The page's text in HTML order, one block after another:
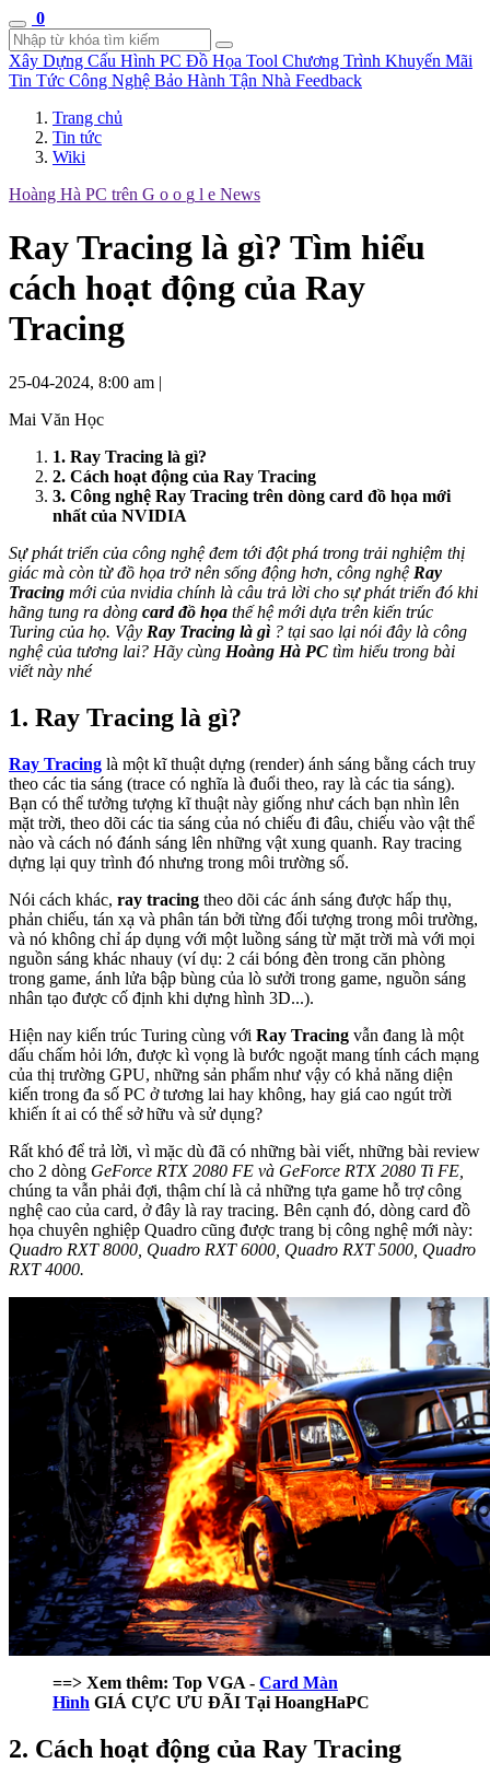
0
Xây Dựng Cấu Hình PC Đồ Họa Tool Chương Trình Khuyến Mãi
Tin Tức Công Nghệ Bảo Hành Tận Nhà Feedback
Trang chủ
Tin tức
Wiki
Hoàng Hà PC trên G o o g l e News
Ray Tracing là gì? Tìm hiểu
cách hoạt động của Ray
Tracing
25-04-2024, 8:00 am |
Mai Văn Học
1. Ray Tracing là gì?
2. Cách hoạt động của Ray Tracing
3. Công nghệ Ray Tracing trên dòng card đồ họa mới
nhất của NVIDIA
Sự phát triển của công nghệ đem tới đột phá trong trải nghiệm thị
giác mà còn từ đồ họa trở nên sống động hơn, công nghệ Ray
Tracing mới của nvidia chính là câu trả lời cho sự phát triển đó khi
hãng tung ra dòng card đồ họa thế hệ mới dựa trên kiến trúc
Turing của họ. Vậy Ray Tracing là gì ? tại sao lại nói đây là công
nghệ của tương lai? Hãy cùng Hoàng Hà PC tìm hiểu trong bài
viết này nhé
1. Ray Tracing là gì?
Ray Tracing là một kĩ thuật dựng (render) ánh sáng bằng cách truy
theo các tia sáng (trace có nghĩa là đuổi theo, ray là các tia sáng).
Bạn có thể tưởng tượng kĩ thuật này giống như cách bạn nhìn lên
mặt trời, theo dõi các tia sáng của nó chiếu đi đâu, chiếu vào vật thể
nào và cách nó đánh sáng lên những vật xung quanh. Ray tracing
dựng lại quy trình đó nhưng trong môi trường số.
Nói cách khác, ray tracing theo dõi các ánh sáng được hấp thụ,
phản chiếu, tán xạ và phân tán bởi từng đối tượng trong môi trường,
và nó không chỉ áp dụng với một luồng sáng từ mặt trời mà với mọi
nguồn sáng khác nhauy (ví dụ: 2 cái bóng đèn trong căn phòng
trong game, ánh lửa bập bùng của lò sưởi trong game, nguồn sáng
nhân tạo được cố định khi dựng hình 3D...).
Hiện nay kiến trúc Turing cùng với Ray Tracing vẫn đang là một
dấu chấm hỏi lớn, được kì vọng là bước ngoặt mang tính cách mạng
của thị trường GPU, những sản phẩm như vậy có khả năng diện
kiến trong đa số PC ở tương lai hay không, hay giá cao ngút trời
khiến ít ai có thể sở hữu và sử dụng?
Rất khó để trả lời, vì mặc dù đã có những bài viết, những bài review
cho 2 dòng GeForce RTX 2080 FE và GeForce RTX 2080 Ti FE,
chúng ta vẫn phải đợi, thậm chí là cả những tựa game hỗ trợ công
nghệ cao của card, ở đây là ray tracing. Bên cạnh đó, dòng card đồ
họa chuyên nghiệp Quadro cũng được trang bị công nghệ mới này:
Quadro RXT 8000, Quadro RXT 6000, Quadro RXT 5000, Quadro
RXT 4000.
==> Xem thêm: Top VGA - Card Màn
Hình GIÁ CỰC ƯU ĐÃI Tại HoangHaPC
2. Cách hoạt động của Ray Tracing